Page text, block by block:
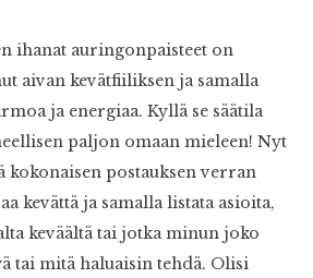
ihanat auringonpaisteet on
aivan kevätfiiliksen ja samalla
ja energiaa. Kyllä se säätila
paljon omaan mieleen! Nyt
kokonaisen postauksen verran
kevättä ja samalla listata asioita,
keväältä tai jotka minun joko
tai mitä haluaisin tehdä. Olisi